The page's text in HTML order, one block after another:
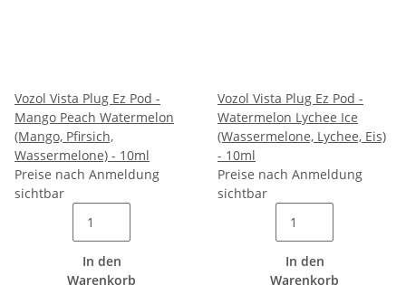
Vozol Vista Plug Ez Pod -
Mango Peach Watermelon
(Mango, Pfirsich,
Wassermelone) - 10ml
Preise nach Anmeldung
sichtbar
In den
Warenkorb
Vozol Vista Plug Ez Pod -
Watermelon Lychee Ice
(Wassermelone, Lychee, Eis)
- 10ml
Preise nach Anmeldung
sichtbar
In den
Warenkorb